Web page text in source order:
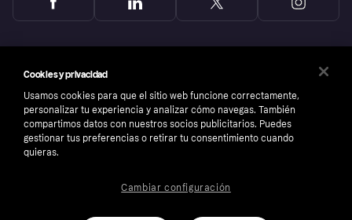
Cookies y privacidad
Usamos cookies para que el sitio web funcione correctamente,
personalizar tu experiencia y analizar cómo navegas. También
compartimos datos con nuestros socios publicitarios. Puedes
gestionar tus preferencias o retirar tu consentimiento cuando
quieras.
Cambiar configuración